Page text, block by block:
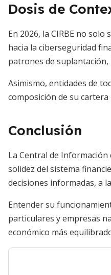
Dosis de
En 2026, la CIRBE no
hacia la ciberseguridad
patrones de
Asimismo, entidades de
composición de su
Conclusión
La Central de
solidez del sistema
decisiones informadas, a
Entender su
particulares y empresas
económico más